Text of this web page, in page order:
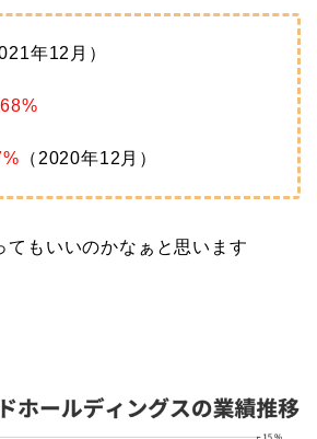
年12月）
（2020年12月）
てもいいのかなぁと思います